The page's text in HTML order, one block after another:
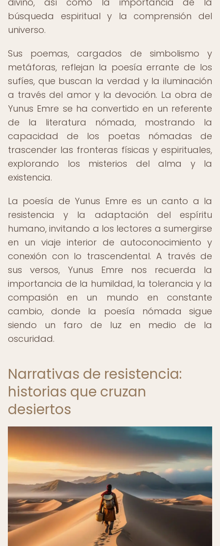
búsqueda espiritual y la comprensión del
universo.
Sus poemas, cargados de simbolismo y
metáforas, reflejan la poesía errante de los
sufíes, que buscan la verdad y la iluminación
a través del amor y la devoción. La obra de
Yunus Emre se ha convertido en un referente
de la literatura nómada, mostrando la
capacidad de los poetas nómadas de
trascender las fronteras físicas y espirituales,
explorando los misterios del alma y la
existencia.
La poesía de Yunus Emre es un canto a la
resistencia y la adaptación del espíritu
humano, invitando a los lectores a sumergirse
en un viaje interior de autoconocimiento y
conexión con lo trascendental. A través de
sus versos, Yunus Emre nos recuerda la
importancia de la humildad, la tolerancia y la
compasión en un mundo en constante
cambio, donde la poesía nómada sigue
siendo un faro de luz en medio de la
oscuridad.
Narrativas de resistencia:
historias que cruzan
desiertos